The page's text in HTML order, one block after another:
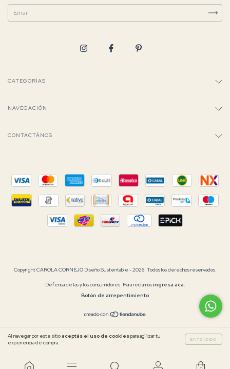
Al navegar por este sitio aceptás el uso de cookiespara agilizar tu
experiencia de compra.
ENTENDIDO
0
CATEGORÍAS
NAVEGACIÓN
CONTACTÁNOS
Copyright CAROLA CORNEJO Diseño Sustentable - 2026. Todos los derechos reservados.
Defensa de las y los consumidores. Para reclamosingresá acá.
Botón de arrepentimiento